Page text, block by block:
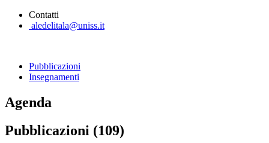
Contatti
aledelitala@uniss.it
Pubblicazioni
Insegnamenti
Agenda
Pubblicazioni (109)